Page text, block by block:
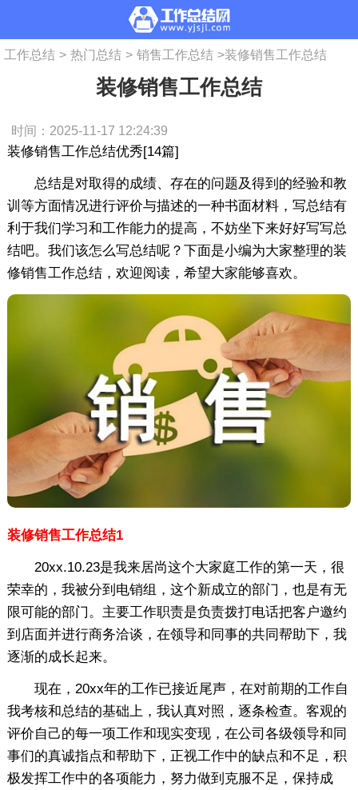
工作总结 > 热门总结 > 销售工作总结 >装修销售工作总结
装修销售工作总结
时间：2025-11-17 12:24:39
装修销售工作总结优秀[14篇]
总结是对取得的成绩、存在的问题及得到的经验和教
训等方面情况进行评价与描述的一种书面材料，写总结有
利于我们学习和工作能力的提高，不妨坐下来好好写写总
结吧。我们该怎么写总结呢？下面是小编为大家整理的装
修销售工作总结，欢迎阅读，希望大家能够喜欢。
装修销售工作总结1
20xx.10.23是我来居尚这个大家庭工作的第一天，很
荣幸的，我被分到电销组，这个新成立的部门，也是有无
限可能的部门。主要工作职责是负责拨打电话把客户邀约
到店面并进行商务洽谈，在领导和同事的共同帮助下，我
逐渐的成长起来。
现在，20xx年的工作已接近尾声，在对前期的工作自
我考核和总结的基础上，我认真对照，逐条检查。客观的
评价自己的每一项工作和现实变现，在公司各级领导和同
事们的真诚指点和帮助下，正视工作中的缺点和不足，积
极发挥工作中的各项能力，努力做到克服不足，保持成